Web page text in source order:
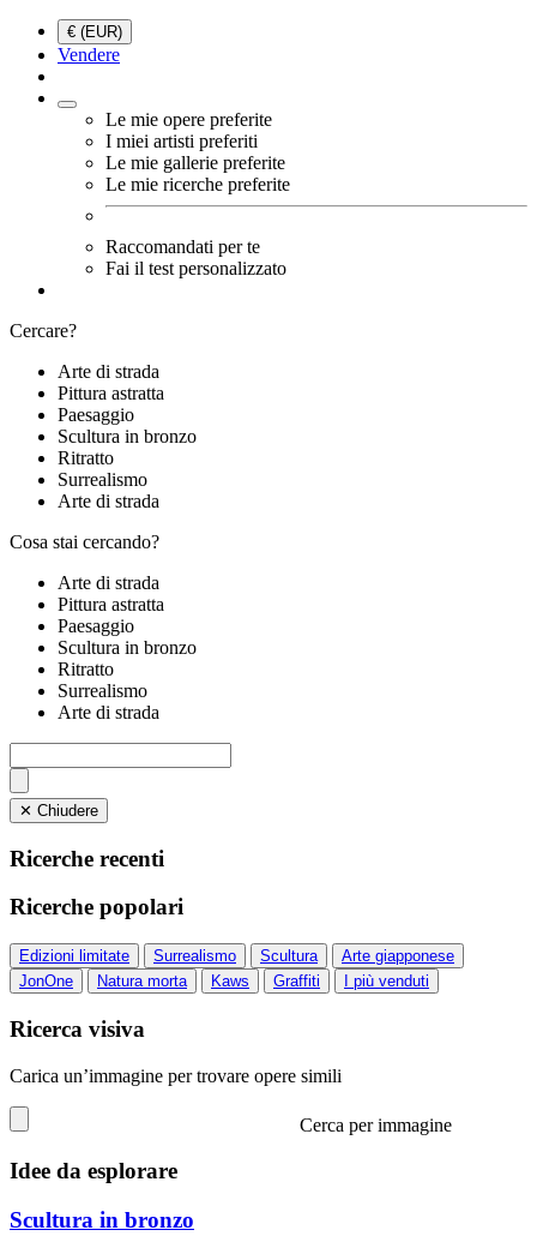
€ (EUR)
Vendere
Le mie opere preferite
I miei artisti preferiti
Le mie gallerie preferite
Le mie ricerche preferite
Raccomandati per te
Fai il test personalizzato
Cercare?
Arte di strada
Pittura astratta
Paesaggio
Scultura in bronzo
Ritratto
Surrealismo
Arte di strada
Cosa stai cercando?
Arte di strada
Pittura astratta
Paesaggio
Scultura in bronzo
Ritratto
Surrealismo
Arte di strada
✕ Chiudere
Ricerche recenti
Ricerche popolari
Edizioni limitate Surrealismo Scultura
Arte giapponese
JonOne
Natura morta Kaws Graffiti I più venduti
Ricerca visiva
Carica un’immagine per trovare opere simili
Cerca per immagine
Idee da esplorare
Scultura in bronzo